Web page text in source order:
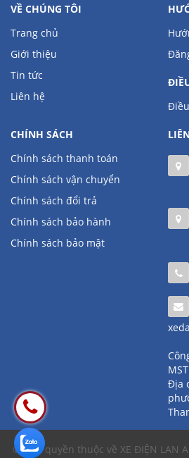
VỀ CHÚNG TÔI
Trang chủ
Giới thiệu
Tin tức
Liên hệ
CHÍNH SÁCH
Chính sách thanh toán
Chính sách vận chuyển
Chính sách đổi trả
Chính sách bảo hành
Chính sách bảo mật
Địa
© Bản quyền thuộc về XE ĐIỆN LAN